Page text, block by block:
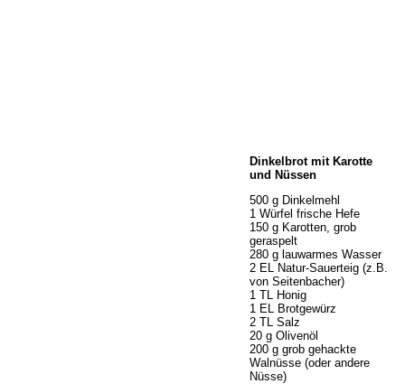
Dinkelbrot mit Karotte
und Nüssen
500 g Dinkelmehl
1 Würfel frische Hefe
150 g Karotten, grob
geraspelt
280 g lauwarmes Wasser
2 EL Natur-Sauerteig (z.B.
von Seitenbacher)
1 TL Honig
1 EL Brotgewürz
2 TL Salz
20 g Olivenöl
200 g grob gehackte
Walnüsse (oder andere
Nüsse)